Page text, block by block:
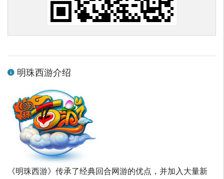
明珠西游介绍
《明珠西游》传承了经典回合网游的优点，并加入大量新